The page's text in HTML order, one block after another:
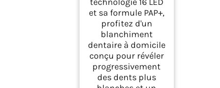
et sa formule PAP+,
profitez d'un
blanchiment
dentaire à domicile
conçu pour révéler
progressivement
des dents plus